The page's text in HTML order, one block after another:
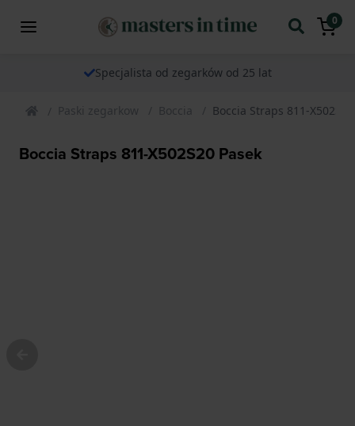
0
Specjalista od zegarków od 25 lat
Paski zegarkow Boccia Boccia Straps 811-
Boccia Straps 811-X502S20 Pasek